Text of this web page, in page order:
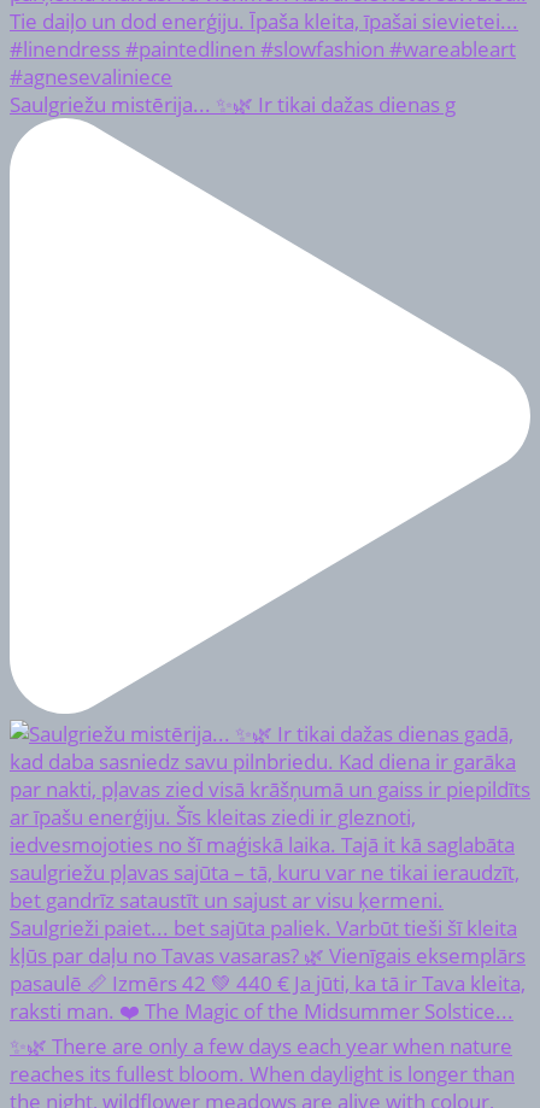
Saulgriežu mistērija... ✨🌿 Ir tikai dažas dienas g